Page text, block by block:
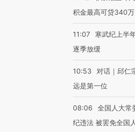
积金最高可贷340
11:07
寒武纪上半
逐季放缓
10:53
对话｜邱仁
远是第一位
08:06
全国人大常
纪违法 被罢免全国